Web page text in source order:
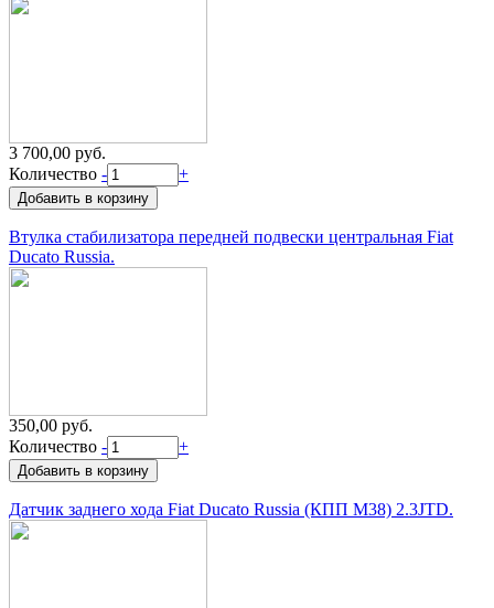
3 700,00 руб.
Количество - +
Втулка стабилизатора передней подвески центральная Fiat
Ducato Russia.
350,00 руб.
Количество - +
Датчик заднего хода Fiat Ducato Russia (КПП M38) 2.3JTD.